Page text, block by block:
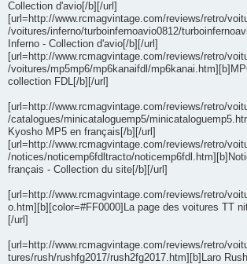
Collection d'avio[/b][/url]
[url=http://www.rcmagvintage.com/reviews/retro/
/voitures/inferno/turboinfernoavio0812/
Inferno - Collection d'avio[/b][/url]
[url=http://www.rcmagvintage.com/reviews/retro/
/voitures/mp5mp6/mp6kanaifdl/
collection FDL[/b][/url]
[url=http://www.rcmagvintage.com/reviews/retro/
/catalogues/minicataloguemp5/
Kyosho MP5 en français[/b][/url]
[url=http://www.rcmagvintage.com/reviews/retro/
/notices/noticemp6fdltracto/
français - Collection du site[/b][/url]
[url=http://www.rcmagvintage.com/reviews/retro/
o.htm][b][color=#FF0000]La page des voitures TT
[/url]
[url=http://www.rcmagvintage.com/reviews/retro/
tures/rush/rushfg2017/rush2fg2017.htm][b]Laro